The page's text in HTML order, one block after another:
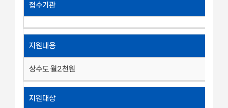
접수기관
지원내용
상수도 월2천원
지원대상